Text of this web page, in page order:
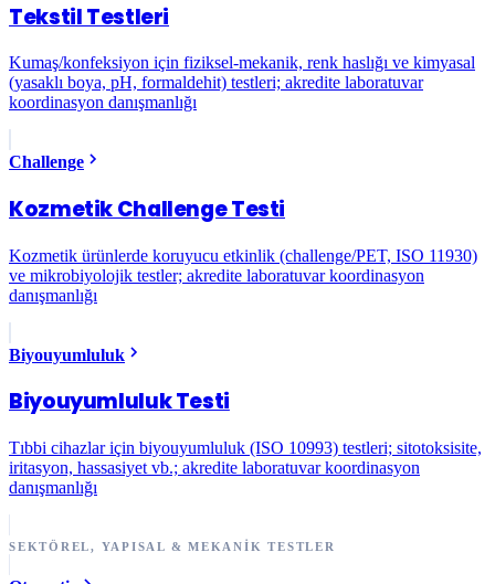
Tekstil Testleri
Kumaş/konfeksiyon için fiziksel-mekanik, renk haslığı ve kimyasal
(yasaklı boya, pH, formaldehit) testleri; akredite laboratuvar
koordinasyon danışmanlığı
Challenge
Kozmetik Challenge Testi
Kozmetik ürünlerde koruyucu etkinlik (challenge/PET, ISO 11930)
ve mikrobiyolojik testler; akredite laboratuvar koordinasyon
danışmanlığı
Biyouyumluluk
Biyouyumluluk Testi
Tıbbi cihazlar için biyouyumluluk (ISO 10993) testleri; sitotoksisite,
iritasyon, hassasiyet vb.; akredite laboratuvar koordinasyon
danışmanlığı
SEKTÖREL, YAPISAL & MEKANIK TESTLER